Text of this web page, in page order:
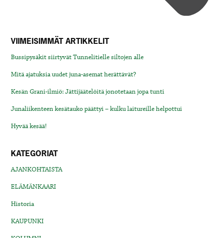
VIIMEISIMMÄT ARTIKKELIT
Bussipysäkit siirtyvät Tunnelitielle siltojen alle
Mitä ajatuksia uudet juna-asemat herättävät?
Kesän Grani-ilmiö: Jättijäätelöitä jonotetaan jopa tunti
Junaliikenteen kesätauko päättyi – kulku laitureille helpottui
Hyvää kesää!
KATEGORIAT
AJANKOHTAISTA
ELÄMÄNKAARI
Historia
KAUPUNKI